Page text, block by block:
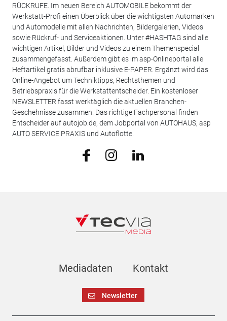
RÜCKRUFE. Im neuen Bereich AUTOMOBILE bekommt der
Werkstatt-Profi einen Überblick über die wichtigsten Automarken
und Automodelle mit allen Nachrichten, Bildergalerien, Videos
sowie Rückruf- und Serviceaktionen. Unter #HASHTAG sind alle
wichtigen Artikel, Bilder und Videos zu einem Themenspecial
zusammengefasst. Außerdem gibt es im asp-Onlineportal alle
Heftartikel gratis abrufbar inklusive E-PAPER. Ergänzt wird das
Online-Angebot um Techniktipps, Rechtsthemen und
Betriebspraxis für die Werkstattentscheider. Ein kostenloser
NEWSLETTER fasst werktäglich die aktuellen Branchen-
Geschehnisse zusammen. Das richtige Fachpersonal finden
Entscheider auf autojob.de, dem Jobportal von AUTOHAUS, asp
AUTO SERVICE PRAXIS und Autoflotte.
Mediadaten Kontakt
Newsletter